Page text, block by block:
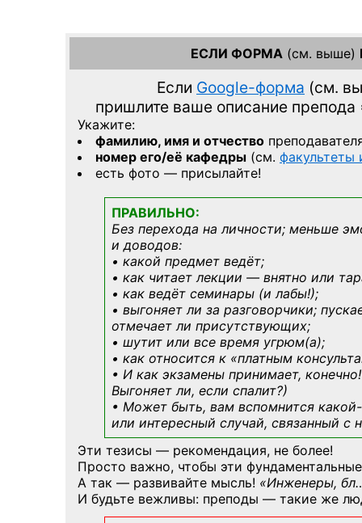
ЕСЛИ ФОРМА (см. выше)
Если Google-форма (см.
пришлите ваше описание препода
Укажите:
фамилию, имя и отчество
номер его/её кафедры (см.
есть фото — присылайте!
ПРАВИЛЬНО:
Без перехода на личности; меньше
и доводов:
• какой предмет ведёт;
• как читает лекции — внятно или
• как ведёт семинары (и лабы!);
• выгоняет ли за разговорчики;
отмечает ли присутствующих;
• шутит или все время угрюм(а);
• как относится к «платным
• И как экзамены принимает,
Выгоняет ли, если спалит?)
• Может быть, вам вспомнится
или интересный случай, связанный с
Эти тезисы — рекомендация, не более!
Просто важно, чтобы эти
А так — развивайте мысль! «Инженеры,
И будьте вежливы: преподы — такие же